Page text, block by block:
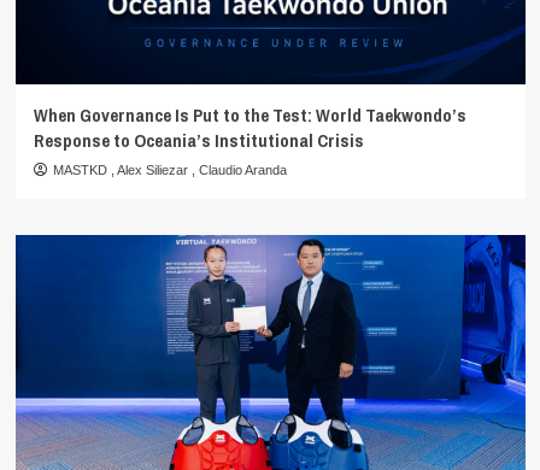
When Governance Is Put to the Test: World Taekwondo’s
Response to Oceania’s Institutional Crisis
MASTKD Alex Siliezar Claudio Aranda